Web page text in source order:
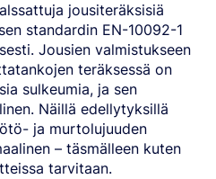
jousiteräksisiä
standardin EN-10092-1
Jousien valmistukseen
teräksessä on
sulkeumia, ja sen
Näillä edellytyksillä
ja murtolujuuden
– täsmälleen kuten
tarvitaan.